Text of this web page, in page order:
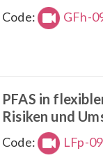
Code: GFh-
PFAS in
Risiken und
Code: LFp-